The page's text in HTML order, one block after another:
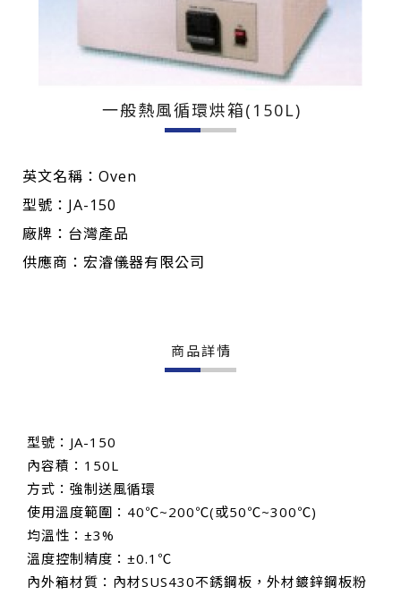
一般熱風循環烘箱(150L)
英文名稱：Oven
型號：JA-150
廠牌：台灣產品
供應商：宏濬儀器有限公司
商品詳情
型號：JA-150
內容積：150L
方式：強制送風循環
使用溫度範圍：40℃~200℃(或50℃~300℃)
均溫性：±3%
溫度控制精度：±0.1℃
內外箱材質：內材SUS430不銹鋼板，外材鍍鋅鋼板粉